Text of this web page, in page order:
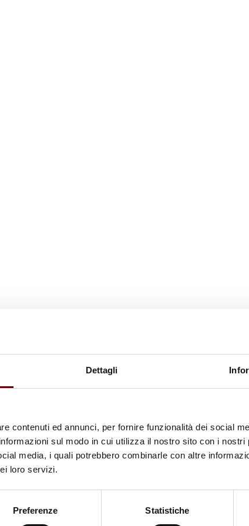
Dettagli
contenuti ed annunci, per fornire funzionalità dei social
sul modo in cui utilizza il nostro sito con i nostri
media, i quali potrebbero combinarle con altre
loro servizi.
Preferenze Statistiche